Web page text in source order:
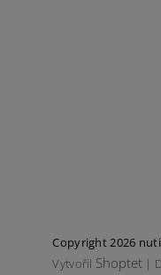
Copyright 2026
Vytvořil Shoptet |